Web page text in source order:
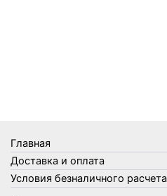
Термосы
Товары Amigo
Товары для бани
Главная
Доставка и оплата
Условия безналичного расчета